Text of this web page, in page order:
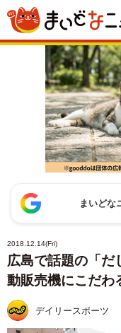
まいどな
2018.12.14(Fri)
広島で話題の「
動販売機にこだわ
デイリースポーツ